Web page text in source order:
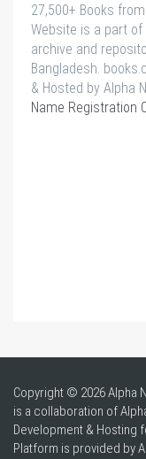
27,500+ Books
Website is a part of
archive and
Bangladesh.
& Hosted by Alpha
Name Registration
Copyright © 2026 Alpha
is a collaboration of
Development & Hosting
Platform is provided by